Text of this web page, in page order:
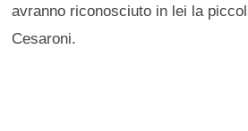
avranno riconosciuto in lei la
Cesaroni.